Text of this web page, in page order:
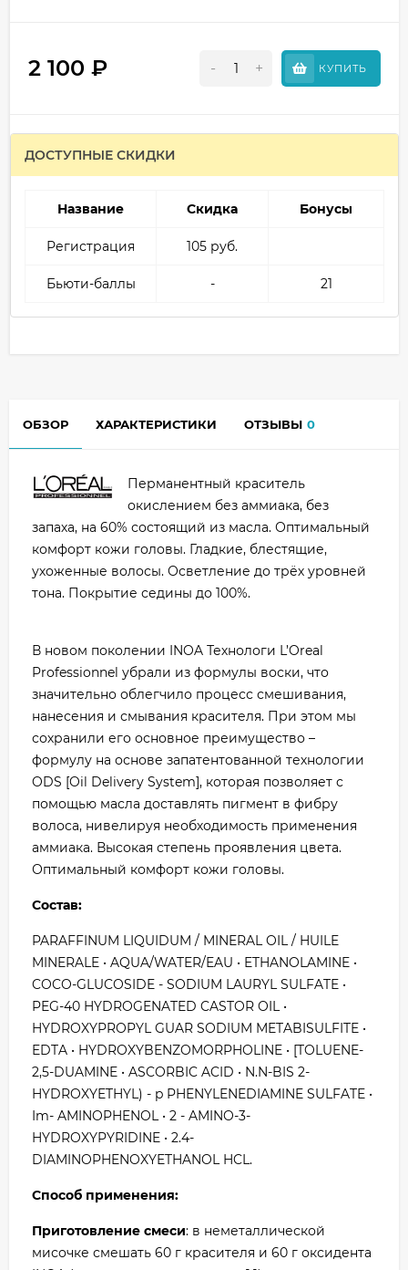
2 100 ₽ - + КУПИТЬ
ДОСТУПНЫЕ СКИДКИ
Название Скидка Бонусы
Регистрация 105 руб.
Бьюти-баллы - 21
ОБЗОР ХАРАКТЕРИСТИКИ ОТЗЫВЫ 0
Перманентный краситель
окислением без аммиака, без
запаха, на 60% состоящий из масла. Оптимальный
комфорт кожи головы. Гладкие, блестящие,
ухоженные волосы. Осветление до трёх уровней
тона. Покрытие седины до 100%.
В новом поколении INOA Технологи L’Oreal
Professionnel убрали из формулы воски, что
значительно облегчило процесс смешивания,
нанесения и смывания красителя. При этом мы
сохранили его основное преимущество –
формулу на основе запатентованной технологии
ODS [Oil Delivery System], которая позволяет с
помощью масла доставлять пигмент в фибру
волоса, нивелируя необходимость применения
аммиака. Высокая степень проявления цвета.
Оптимальный комфорт кожи головы.
Состав:
PARAFFINUM LIQUIDUM / MINERAL OIL / HUILE
MINERALE • AQUA/WATER/EAU • ETHANOLAMINE •
COCO-GLUCOSIDE - SODIUM LAURYL SULFATE •
PEG-40 HYDROGENATED CASTOR OIL •
HYDROXYPROPYL GUAR SODIUM METABISULFITE •
EDTA • HYDROXYBENZOMORPHOLINE • [TOLUENE-
2,5-DUAMINE • ASCORBIC ACID • N.N-BIS 2-
HYDROXYETHYL) - p PHENYLENEDIAMINE SULFATE •
Im- AMINOPHENOL • 2 - AMINO-3-
HYDROXYPYRIDINE • 2.4-
DIAMINOPHENOXYETHANOL HCL.
Способ применения:
Приготовление смеси: в неметаллической
мисочке смешать 60 г красителя и 60 г оксидента